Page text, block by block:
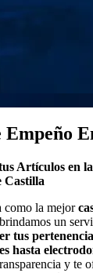
Artículos en
Castilla
como la mejor
un
tus
hasta
y te